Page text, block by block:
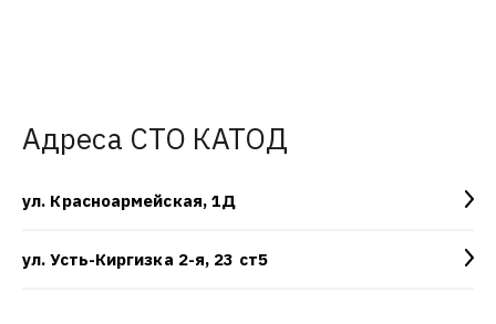
Адреса СТО КАТОД
ул. Красноармейская, 1Д
ул. Усть-Киргизка 2-я, 23 ст5